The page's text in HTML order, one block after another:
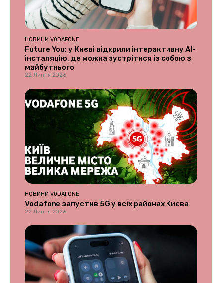
НОВИНИ VODAFONE
Future You: у Києві відкрили інтерактивну AI-
інсталяцію, де можна зустрітися із собою з
майбутнього
22 Липня 2026
НОВИНИ VODAFONE
Vodafone запустив 5G у всіх районах Києва
22 Липня 2026